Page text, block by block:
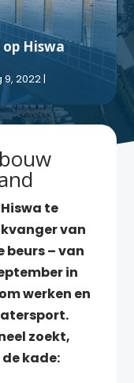
Hiswa
9, 2022|
te
van
beurs – van
in
werken en
zoekt,
kade: